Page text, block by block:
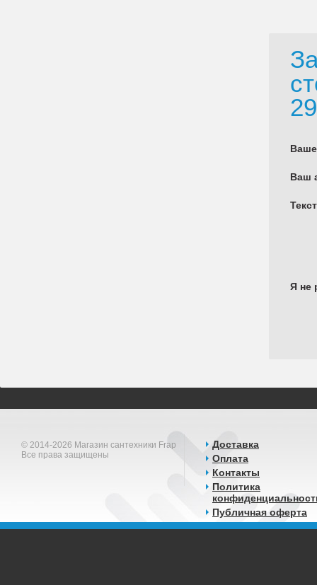
29
Ваш
Я не
© 2014-2026 Магазин сантехники Frap
Все права защищены
Доставка
Оплата
Контакты
Политика
Публичная оферта